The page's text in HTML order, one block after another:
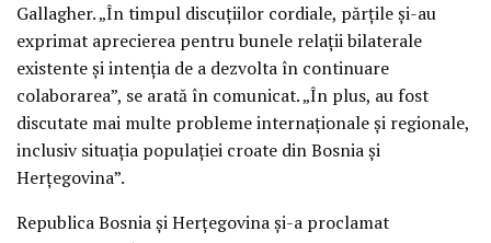
Gallagher. „În timpul discuțiilor cordiale, părțile și-au
exprimat aprecierea pentru bunele relații bilaterale
existente și intenția de a dezvolta în continuare
colaborarea”, se arată în comunicat. „În plus, au fost
discutate mai multe probleme internaționale și regionale,
inclusiv situația populației croate din Bosnia și
Herțegovina”.
Republica Bosnia și Herțegovina și-a proclamat